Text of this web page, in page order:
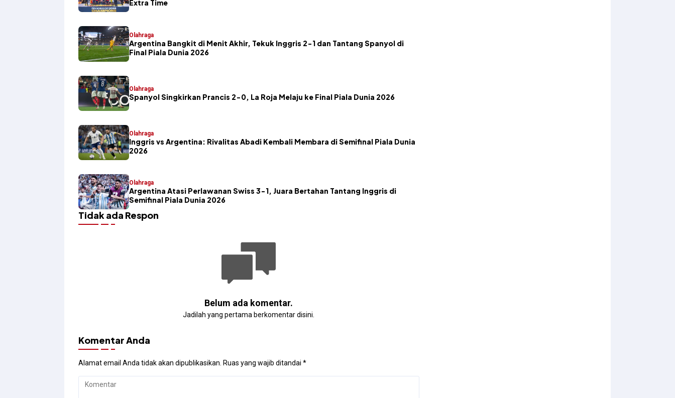
Extra Time
Olahraga
Argentina Bangkit di Menit Akhir, Tekuk Inggris 2-1 dan Tantang Spanyol di
Final Piala Dunia 2026
Olahraga
Spanyol Singkirkan Prancis 2-0, La Roja Melaju ke Final Piala Dunia 2026
Olahraga
Inggris vs Argentina: Rivalitas Abadi Kembali Membara di Semifinal Piala Dunia
2026
Olahraga
Argentina Atasi Perlawanan Swiss 3-1, Juara Bertahan Tantang Inggris di
Semifinal Piala Dunia 2026
Tidak ada Respon
Belum ada komentar.
Jadilah yang pertama berkomentar disini.
Komentar Anda
Alamat email Anda tidak akan dipublikasikan. Ruas yang wajib ditandai *